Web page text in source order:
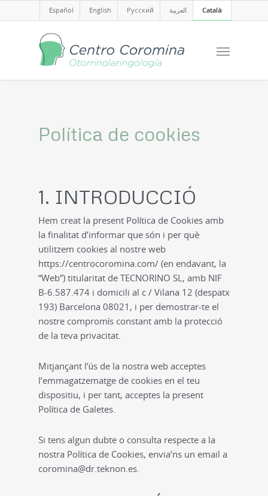
Español English Русский العربية Català
Política de cookies
1. INTRODUCCIÓ
Hem creat la present Política de Cookies amb
la finalitat d’informar que són i per què
utilitzem cookies al nostre web
https://centrocoromina.com/ (en endavant, la
“Web”) titularitat de TECNORINO SL, amb NIF
B-6.587.474 i domicili al c / Vilana 12 (despatx
193) Barcelona 08021, i per demostrar-te el
nostre compromís constant amb la protecció
de la teva privacitat.
Mitjançant l’ús de la nostra web acceptes
l’emmagatzematge de cookies en el teu
dispositiu, i per tant, acceptes la present
Política de Galetes.
Si tens algun dubte o consulta respecte a la
nostra Política de Cookies, envia’ns un email a
coromina@dr.teknon.es.